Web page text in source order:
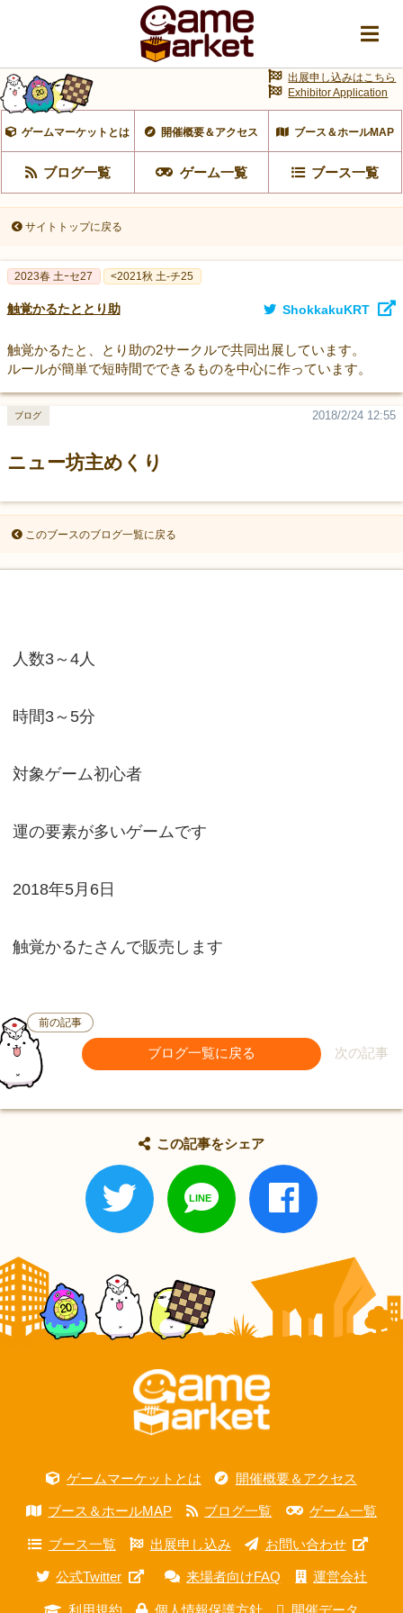
ゲームマーケットとは 開催概要＆アクセス ブース＆ホールMAP
ブログ一覧 ゲーム一覧 ブース一覧
出展申し込みはこちら
Exhibitor Application
サイトトップに戻る
2023春 土ｰセ27 <2021秋 土-チ25
触覚かるたととり助 ShokkakuKRT
触覚かるたと、とり助の2サークルで共同出展しています。
ルールが簡単で短時間でできるものを中心に作っています。
ニュー坊主めくり
2018/2/24 12:55
ブログ
このブースのブログ一覧に戻る
人数3～4人
時間3～5分
対象ゲーム初心者
運の要素が多いゲームです
2018年5月6日
触覚かるたさんで販売します
前の記事
ブログ一覧に戻る 次の記事
この記事をシェア
ゲームマーケットとは 開催概要＆アクセス
ブース＆ホールMAP ブログ一覧 ゲーム一覧
ブース一覧 出展申し込み お問い合わせ
公式Twitter 来場者向けFAQ 運営会社
利用規約 個人情報保護方針 開催データ